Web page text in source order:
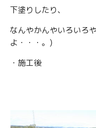
下塗りしたり、
なんやかんやいろいろ
よ・・・。)
・施工後